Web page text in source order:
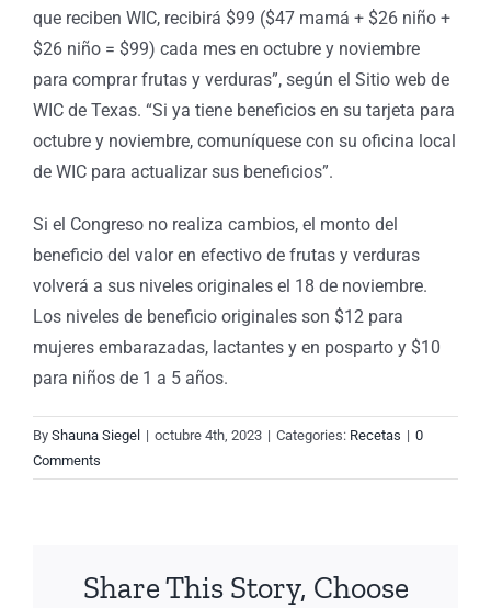
que reciben WIC, recibirá $99 ($47 mamá + $26 niño +
$26 niño = $99) cada mes en octubre y noviembre
para comprar frutas y verduras”, según el Sitio web de
WIC de Texas. “Si ya tiene beneficios en su tarjeta para
octubre y noviembre, comuníquese con su oficina local
de WIC para actualizar sus beneficios”.
Si el Congreso no realiza cambios, el monto del
beneficio del valor en efectivo de frutas y verduras
volverá a sus niveles originales el 18 de noviembre.
Los niveles de beneficio originales son $12 para
mujeres embarazadas, lactantes y en posparto y $10
para niños de 1 a 5 años.
By Shauna Siegel | octubre 4th, 2023 | Categories: Recetas | 0
Comments
Share This Story, Choose